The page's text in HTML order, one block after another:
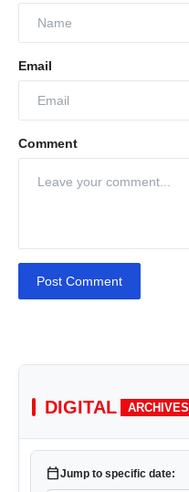
Email
Comment
Post Comment
DIGITAL ARCHIVES
calendar_todayJump to specific date: